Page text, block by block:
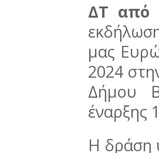
ΔΤ από
μας
2024
Δήμου
έναρξης
Η δράση